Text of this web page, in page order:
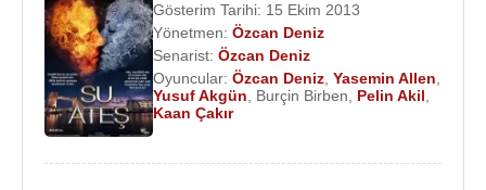
Gösterim Tarihi: 15 Ekim 2013
Yönetmen: Özcan Deniz
Senarist: Özcan Deniz
Oyuncular: Özcan Deniz, Yasemin Allen,
Yusuf Akgün, Burçin Birben, Pelin Akil,
Kaan Çakır